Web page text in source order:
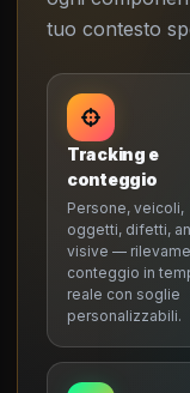
tuo contesto
Tracking e
conteggio
Persone, veicoli,
oggetti, difetti,
visive —
conteggio in
reale con soglie
personalizzabili.